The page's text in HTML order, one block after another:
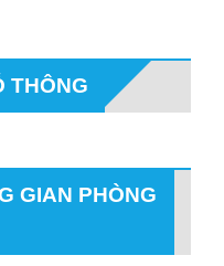
THÔNG
GIAN PHÒNG